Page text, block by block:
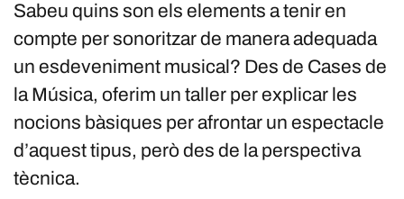
Sabeu quins son els elements a tenir en
compte per sonoritzar de manera adequada
un esdeveniment musical? Des de Cases de
la Música, oferim un taller per explicar les
nocions bàsiques per afrontar un espectacle
d’aquest tipus, però des de la perspectiva
tècnica.